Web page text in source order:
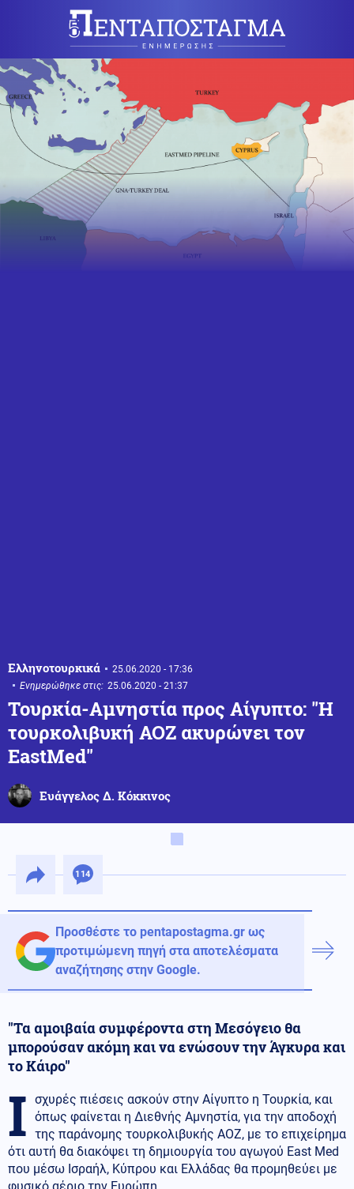
Ελληνοτουρκικά
25.06.2020 - 17:36
Ενημερώθηκε στις: 25.06.2020 - 21:37
Τουρκία-Αμνηστία προς Αίγυπτο: "Η
τουρκολιβυκή ΑΟΖ ακυρώνει τον
EastMed"
Ευάγγελος Δ. Κόκκινος
114
Προσθέστε το pentapostagma.gr ως
προτιμώμενη πηγή στα αποτελέσματα
αναζήτησης στην Google.
"Τα αμοιβαία συμφέροντα στη Μεσόγειο θα
μπορούσαν ακόμη και να ενώσουν την Άγκυρα και
το Κάιρο"
Ι σχυρές πιέσεις ασκούν στην Αίγυπτο η Τουρκία, και
όπως φαίνεται η Διεθνής Αμνηστία, για την αποδοχή
της παράνομης τουρκολιβυκής ΑΟΖ, με το επιχείρημα
ότι αυτή θα διακόψει τη δημιουργία του αγωγού East Med
που μέσω Ισραήλ, Κύπρου και Ελλάδας θα προμηθεύει με